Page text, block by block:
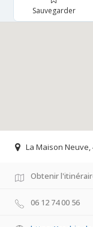
Sauvegarder
La Maison Neuve,
Obtenir
06 12 74 00 56